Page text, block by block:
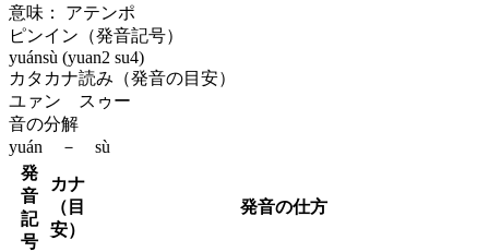
意味：
アテンポ
ピンイン（発音記号）
yuánsù (yuan2 su4)
カタカナ読み（発音の目安）
ユァン スゥー
音の分解
yuán － sù
発
音
記
号
カナ
（目
安）
発音の仕方